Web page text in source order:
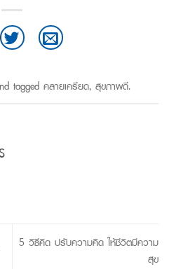
tagged คลายเครียด, สุขภาพดี.
5 วิธีคิด ปรับความคิด ให้ชีวิตมีความ
สุข